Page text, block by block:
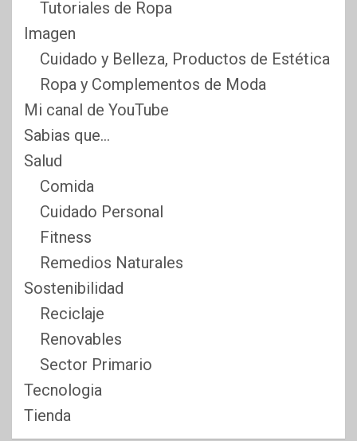
Tutoriales de Ropa
Imagen
Cuidado y Belleza, Productos de Estética
Ropa y Complementos de Moda
Mi canal de YouTube
Sabias que…
Salud
Comida
Cuidado Personal
Fitness
Remedios Naturales
Sostenibilidad
Reciclaje
Renovables
Sector Primario
Tecnologia
Tienda